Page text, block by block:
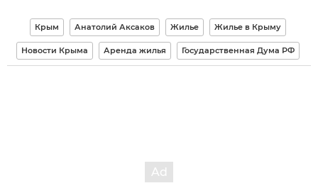
Крым Анатолий Аксаков Жилье Жилье в Крыму
Новости Крыма Аренда жилья Государственная Дума РФ